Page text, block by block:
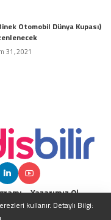
Otomobil Dünya Kupası)
31, 2021
Yazarımız Ol
kullanır. Detaylı Bilgi: